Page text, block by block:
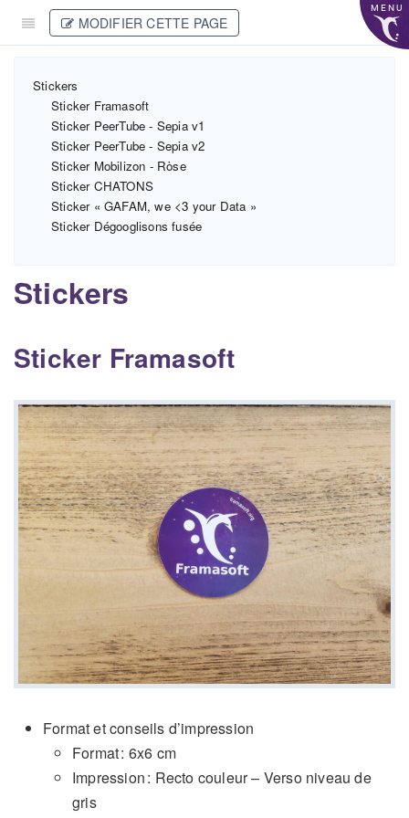
MENU
MODIFIER CETTE PAGE
Stickers
Sticker Framasoft
Sticker PeerTube - Sepia v1
Sticker PeerTube - Sepia v2
Sticker Mobilizon - Rȯse
Sticker CHATONS
Sticker « GAFAM, we <3 your Data »
Sticker Dégooglisons fusée
Stickers
Sticker Framasoft
Format et conseils d’impression
Format : 6x6 cm
Impression : Recto couleur – Verso niveau de
gris